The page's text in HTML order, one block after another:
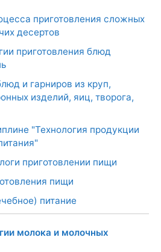
приготовления сложных
десертов
приготовления блюд
и гарниров из круп,
изделий, яиц, творога,
"Технология продукции
приготовлении пищи
пищи
питание
молока и молочных